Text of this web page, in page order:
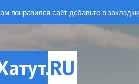
понравился сайт добавьте в закладки
RU